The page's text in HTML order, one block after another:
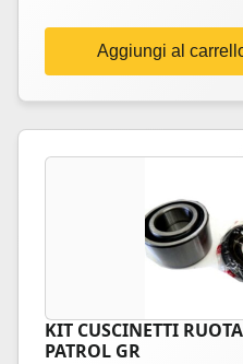
Aggiungi al
KIT CUSCINETTI
PATROL GR